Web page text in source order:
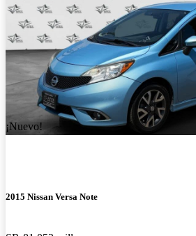
¡Nuevo!
2015 Nissan Versa Note